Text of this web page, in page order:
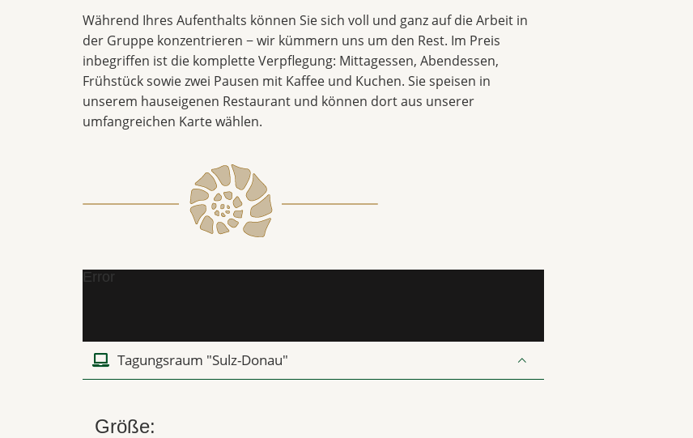
Während Ihres Aufenthalts können Sie sich voll und ganz auf die Arbeit in
der Gruppe konzentrieren − wir kümmern uns um den Rest. Im Preis
inbegriffen ist die komplette Verpflegung: Mittagessen, Abendessen,
Frühstück sowie zwei Pausen mit Kaffee und Kuchen. Sie speisen in
unserem hauseigenen Restaurant und können dort aus unserer
umfangreichen Karte wählen.
Error
Tagungsraum "Sulz-Donau"
Größe: